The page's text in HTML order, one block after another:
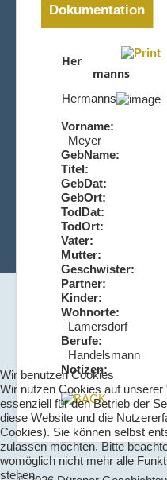
Dokumentation
Her
manns
Hermanns
Vorname:
Meyer
GebName:
Titel:
GebDat:
GebOrt:
TodDat:
TodOrt:
Vater:
Mutter:
Geschwister:
Partner:
Kinder:
Wohnorte:
Lamersdorf
Berufe:
Handelsmann
Notizen:
Wir benutzen Cookies
Wir nutzen Cookies auf
essenziell für den Betrieb der
diese Website und die
Cookies). Sie können selbst
zulassen möchten. Bitte
womöglich nicht mehr alle
stehen.